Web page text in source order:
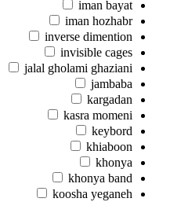
iman bayat
iman hozhabr
inverse dimention
invisible cages
jalal gholami ghaziani
jambaba
kargadan
kasra momeni
keybord
khiaboon
khonya
khonya band
koosha yeganeh